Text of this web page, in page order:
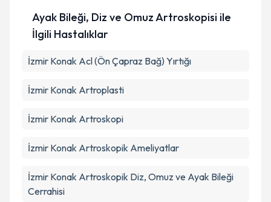
Ayak Bileği, Diz ve Omuz Artroskopisi ile
İlgili Hastalıklar
İzmir Konak Acl (Ön Çapraz Bağ) Yırtığı
İzmir Konak Artroplasti
İzmir Konak Artroskopi
İzmir Konak Artroskopik Ameliyatlar
İzmir Konak Artroskopik Diz, Omuz ve Ayak Bileği
Cerrahisi